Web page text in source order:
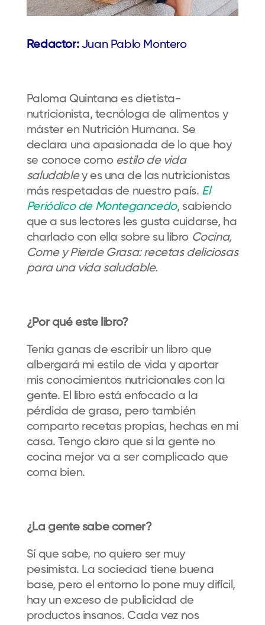
Redactor:Juan Pablo Montero
Paloma Quintana es dietista-
nutricionista, tecnóloga de alimentos y
máster en Nutrición Humana. Se
declara una apasionada de lo que hoy
se conoce como estilo de vida
saludabley es una de las nutricionistas
más respetadas de nuestro país. El
Periódico de Montegancedo, sabiendo
que a sus lectores les gusta cuidarse, ha
charlado con ella sobre su libro Cocina,
Come y Pierde Grasa: recetas deliciosas
para una vida saludable.
¿Por qué este libro?
Tenía ganas de escribir un libro que
albergará mi estilo de vida y aportar
mis conocimientos nutricionales con la
gente. El libro está enfocado a la
pérdida de grasa, pero también
comparto recetas propias, hechas en mi
casa. Tengo claro que si la gente no
cocina mejor va a ser complicado que
coma bien.
¿La gente sabe comer?
Sí que sabe, no quiero ser muy
pesimista. La sociedad tiene buena
base, pero el entorno lo pone muy difícil,
hay un exceso de publicidad de
productos insanos. Cada vez nos